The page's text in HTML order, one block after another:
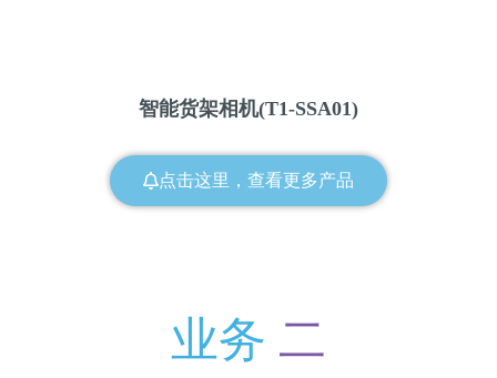
智能货架相机(T1-SSA01)
点击这里，查看更多产品
业务 二